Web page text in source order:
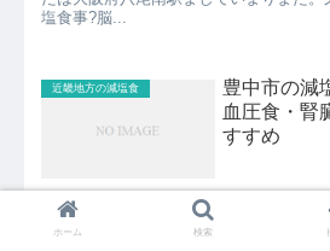
塩食事?脳...
近畿地方の減塩食
豊中市の減
血圧食・腎
すすめ
★関連記事 ・大阪市の減塩食 ・堺市の
食 ・池田市の減塩食 ・大阪府の減塩食
し・低脂肪・?暮られるす！気の方によ
ホーム 検索